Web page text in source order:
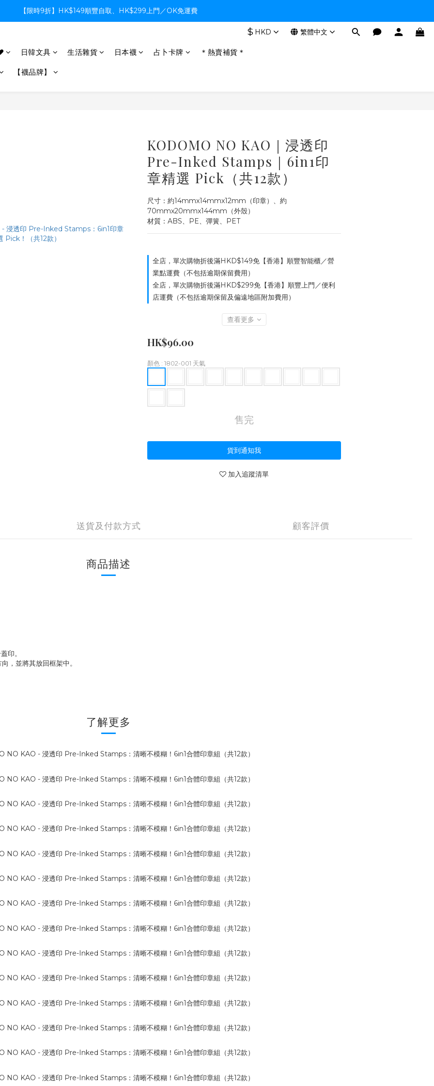
【限時9折】HK$149順豐自取、HK$299上門／OK免運費
【限時9折】HK$149順豐自取、HK$299上門／OK免運費
【限時9折】HK$149順豐自取、HK$299上門／OK免運費
$ HKD 繁體中文
日韓文具 生活雜貨 日本襪 占卜卡牌 ＊熱賣補貨＊
【襪品牌】
KODOMO NO KAO｜浸透印
Pre-Inked Stamps｜6in1印
章精選 Pick（共12款）
尺寸：約14mmx14mmx12mm（印章）、約
70mmx20mmx144mm（外殼）
材質：ABS、PE、彈簧、PET
全店，單次購物折後滿HKD$149免【香港】順豐智能櫃／營
業點運費（不包括逾期保留費用）
全店，單次購物折後滿HKD$299免【香港】順豐上門／便利
店運費（不包括逾期保留及偏遠地區附加費用）
查看更多
HK$96.00
顏色 : 1802-001 天氣
售完
貨到通知我
加入追蹤清單
送貨及付款方式 顧客評價
商品描述
印。
，並將其放回框架中。
了解更多